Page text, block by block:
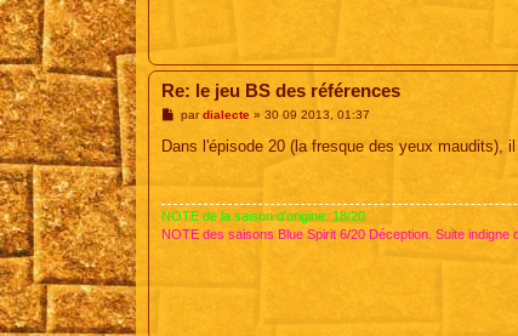
Re: le jeu BS des références
M
s
pardialecte» 30 09 2013, 01:37
Dans l'épisode 20 (la fresque des yeux maudits),
NOTE de la saison d'origine: 18/20
NOTE des saisons Blue Spirit 6/20 Déception. Suite indigne